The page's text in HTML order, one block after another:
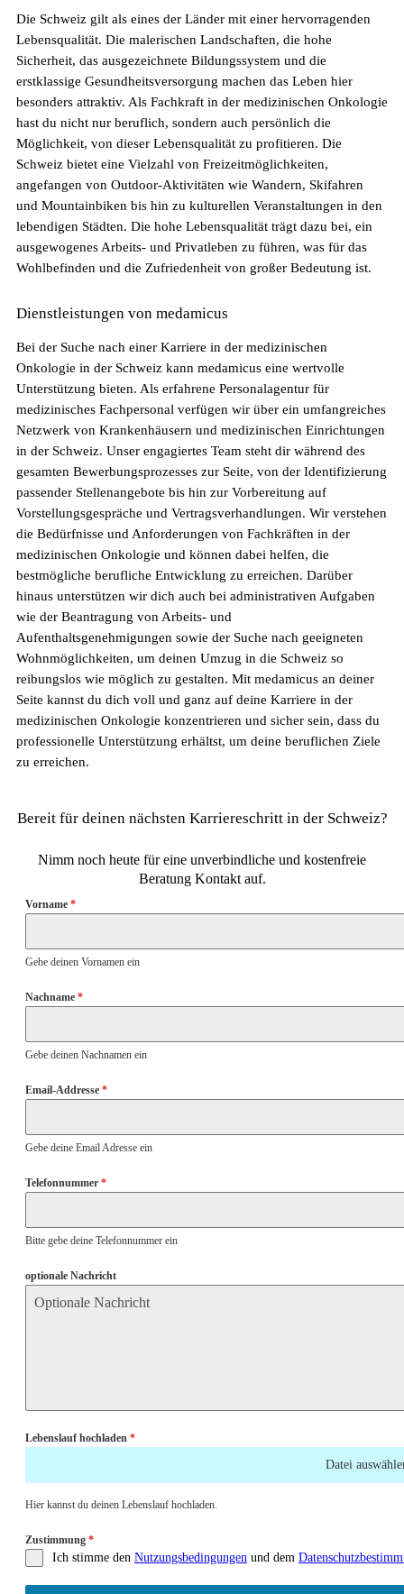
Schweiz im Jahr 2026
Sind in Deutschland ausgebildete
Fachkräftemangel in Gesundheitsberufen 2026
in der Schweiz: Herausforderungen und
Chancen
Die Schweiz gilt als eines der Länder mit einer hervorragenden
Lebensqualität. Die malerischen Landschaften, die hohe
Sicherheit, das ausgezeichnete Bildungssystem und die
erstklassige Gesundheitsversorgung machen das Leben hier
besonders attraktiv. Als Fachkraft in der medizinischen Onkologie
hast du nicht nur beruflich, sondern auch persönlich die
Möglichkeit, von dieser Lebensqualität zu profitieren. Die
Schweiz bietet eine Vielzahl von Freizeitmöglichkeiten,
angefangen von Outdoor-Aktivitäten wie Wandern, Skifahren
und Mountainbiken bis hin zu kulturellen Veranstaltungen in den
lebendigen Städten. Die hohe Lebensqualität trägt dazu bei, ein
ausgewogenes Arbeits- und Privatleben zu führen, was für das
Wohlbefinden und die Zufriedenheit von großer Bedeutung ist.
Dienstleistungen von medamicus
Bei der Suche nach einer Karriere in der medizinischen
Onkologie in der Schweiz kann medamicus eine wertvolle
Unterstützung bieten. Als erfahrene Personalagentur für
medizinisches Fachpersonal verfügen wir über ein umfangreiches
Netzwerk von Krankenhäusern und medizinischen Einrichtungen
in der Schweiz. Unser engagiertes Team steht dir während des
gesamten Bewerbungsprozesses zur Seite, von der Identifizierung
passender Stellenangebote bis hin zur Vorbereitung auf
Vorstellungsgespräche und Vertragsverhandlungen. Wir verstehen
die Bedürfnisse und Anforderungen von Fachkräften in der
medizinischen Onkologie und können dabei helfen, die
bestmögliche berufliche Entwicklung zu erreichen. Darüber
hinaus unterstützen wir dich auch bei administrativen Aufgaben
wie der Beantragung von Arbeits- und
Aufenthaltsgenehmigungen sowie der Suche nach geeigneten
Wohnmöglichkeiten, um deinen Umzug in die Schweiz so
reibungslos wie möglich zu gestalten. Mit medamicus an deiner
Seite kannst du dich voll und ganz auf deine Karriere in der
medizinischen Onkologie konzentrieren und sicher sein, dass du
professionelle Unterstützung erhältst, um deine beruflichen Ziele
zu erreichen.
Bereit für deinen nächsten Karriereschritt in der Schweiz?
Nimm noch heute für eine unverbindliche und kostenfreie
Beratung Kontakt auf.
Vorname *
Gebe deinen Vornamen ein
Nachname *
Gebe deinen Nachnamen ein
Email-Addresse *
Gebe deine Email Adresse ein
Telefonnummer *
Bitte gebe deine Telefonnummer ein
optionale Nachricht
Lebenslauf hochladen *
Datei
Hier kannst du deinen Lebenslauf hochladen.
Zustimmung *
Ich stimme den Nutzungsbedingungen und dem